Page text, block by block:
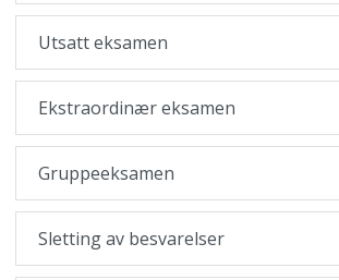
Utsatt eksamen
Ekstraordinær eksamen
Gruppeeksamen
Sletting av besvarelser